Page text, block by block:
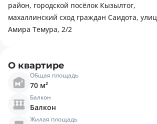
район, городской посёлок Кызылтог,
махаллинский сход граждан Саидота,
Амира Темура, 2/2
О квартире
Общая площадь
70 м²
Балкон
Балкон
Жилая площадь